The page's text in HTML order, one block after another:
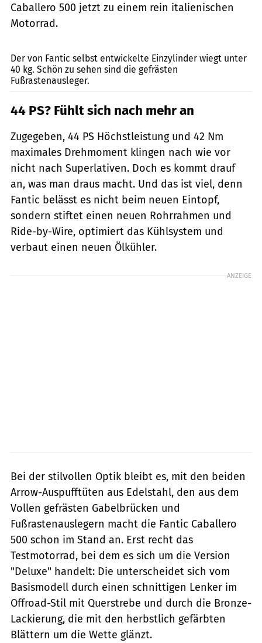
Caballero 500 jetzt zu einem rein italienischen
Motorrad.
Der von Fantic selbst entwickelte Einzylinder wiegt unter
40 kg. Schön zu sehen sind die gefrästen
Fußrastenausleger.
44 PS? Fühlt sich nach mehr an
Zugegeben, 44 PS Höchstleistung und 42 Nm
maximales Drehmoment klingen nach wie vor
nicht nach Superlativen. Doch es kommt drauf
an, was man draus macht. Und das ist viel, denn
Fantic belässt es nicht beim neuen Eintopf,
sondern stiftet einen neuen Rohrrahmen und
Ride-by-Wire, optimiert das Kühlsystem und
verbaut einen neuen Ölkühler.
ANZEIGE
Bei der stilvollen Optik bleibt es, mit den beiden
Arrow-Auspufftüten aus Edelstahl, den aus dem
Vollen gefrästen Gabelbrücken und
Fußrastenauslegern macht die Fantic Caballero
500 schon im Stand an. Erst recht das
Testmotorrad, bei dem es sich um die Version
"Deluxe" handelt: Die unterscheidet sich vom
Basismodell durch einen schnittigen Lenker im
Offroad-Stil mit Querstrebe und durch die Bronze-
Lackierung, die mit den herbstlich gefärbten
Blättern um die Wette glänzt.